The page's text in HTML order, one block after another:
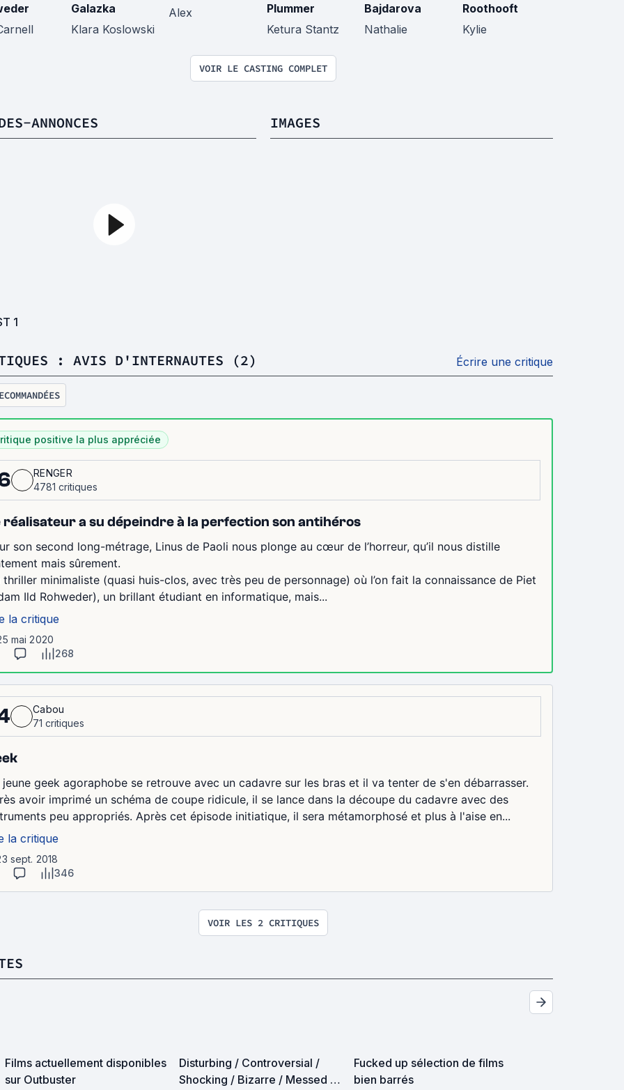
Galazka
Klara Koslowski
Alex
Plummer
Ketura Stantz
Bajdarova
Nathalie
Roothooft
Kylie
VOIR LE CASTING COMPLET
ANNONCES
1
IMAGES
: AVIS D'INTERNAUTES (2) Écrire une critique
positive la plus appréciée
RENGER
4781 critiques
réalisateur a su dépeindre à la perfection son antihéros
son second long-métrage, Linus de Paoli nous plonge au cœur de l’horreur, qu’il nous distille
mais sûrement.
thriller minimaliste (quasi huis-clos, avec très peu de personnage) où l’on fait la connaissance de Piet
Ild Rohweder), un brillant étudiant en informatique, mais...
la critique
mai 2020
268
Cabou
71 critiques
jeune geek agoraphobe se retrouve avec un cadavre sur les bras et il va tenter de s'en débarrasser.
avoir imprimé un schéma de coupe ridicule, il se lance dans la découpe du cadavre avec des
peu appropriés. Après cet épisode initiatique, il sera métamorphosé et plus à l'aise en...
la critique
sept. 2018
346
VOIR LES 2 CRITIQUES
Films actuellement disponibles
sur Outbuster
Disturbing / Controversial /
Shocking / Bizarre / Messed Up
Fucked up sélection de films
bien barrés